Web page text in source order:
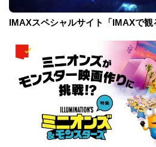
IMAXスペシャルサイト「IMAXで観